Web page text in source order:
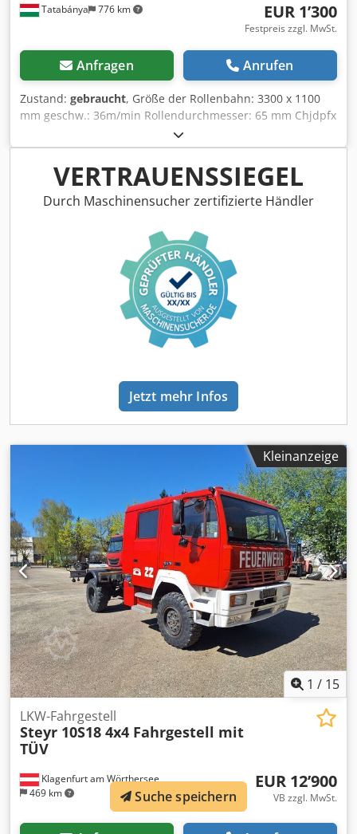
Tatabánya 776 km EUR 1’300
Festpreis zzgl. MwSt.
Anfragen Anrufen
Zustand: gebraucht, Größe der Rollenbahn: 3300 x 1100
mm geschw.: 36m/min Rollendurchmesser: 65 mm Chjdpfx
Astwnd Djlaea 2 Streifen: 1050x370mm geschwind:
10m/min
VERTRAUENSSIEGEL
Durch Maschinensucher zertifizierte Händler
Jetzt mehr Infos
Kleinanzeige
1 / 15
Klagenfurt am Wörthersee
469 km
LKW-Fahrgestell
Steyr 10S18 4x4 Fahrgestell mit
TÜV
EUR 12’900
VB zzgl. MwSt.
Suche speichern